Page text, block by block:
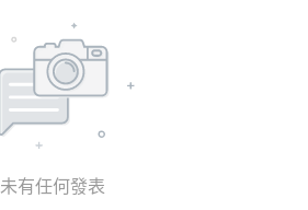
未有任何發表